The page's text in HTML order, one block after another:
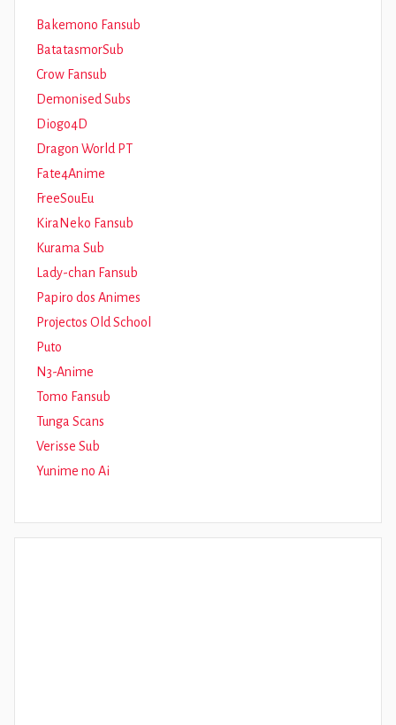
Bakemono Fansub
BatatasmorSub
Crow Fansub
Demonised Subs
Diogo4D
Dragon World PT
Fate4Anime
FreeSouEu
KiraNeko Fansub
Kurama Sub
Lady-chan Fansub
Papiro dos Animes
Projectos Old School
Puto
N3-Anime
Tomo Fansub
Tunga Scans
Verisse Sub
Yunime no Ai